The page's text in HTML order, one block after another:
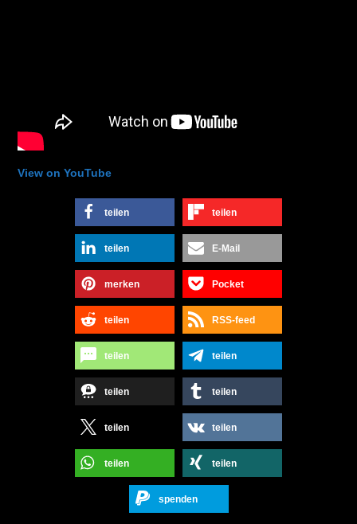
View on YouTube
teilen teilen
teilen E-Mail
merken Pocket
teilen RSS-feed
teilen teilen
teilen teilen
teilen teilen
teilen teilen
spenden